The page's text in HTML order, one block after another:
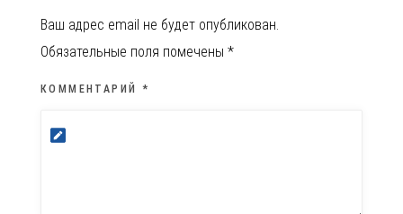
Ваш адрес email не будет опубликован.
Обязательные поля помечены *
КОММЕНТАРИЙ *